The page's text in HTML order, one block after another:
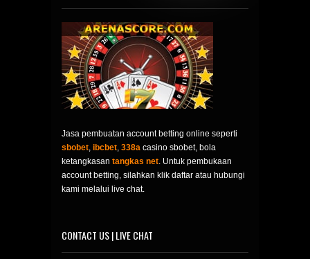
Jasa pembuatan account betting online seperti
sbobet, ibcbet, 338a casino sbobet, bola
ketangkasan tangkas net. Untuk pembukaan
account betting, silahkan klik daftar atau hubungi
kami melalui live chat.
CONTACT US | LIVE CHAT